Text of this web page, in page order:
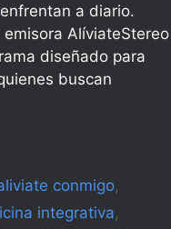
a diario.
AlíviateStereo
diseñado para
buscan
conmigo,
integrativa,